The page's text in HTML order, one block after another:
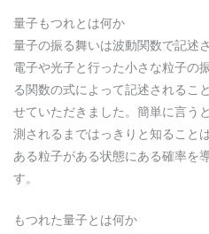
量子もつれとは何か
量子の振る舞いは波動関数で記述
電子や光子と行った小さな粒子の
る関数の式によって記述されるこ
せていただきました。簡単に言う
測されるまではっきりと知ること
ある粒子がある状態にある確率を
す。
もつれた量子とは何か